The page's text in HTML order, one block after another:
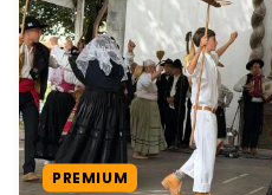
PREMIUM